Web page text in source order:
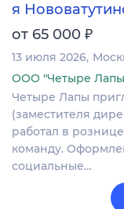
я
от 65 000 ₽
13 июля 2026
ООО "Четыре
Четыре Лапы
(заместителя
работал в
команду.
социальные…